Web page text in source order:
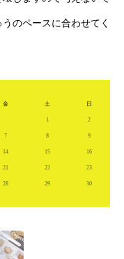
のペースに合わせてく
金 土 日
1 2
7 8 9
14 15 16
21 22 23
28 29 30